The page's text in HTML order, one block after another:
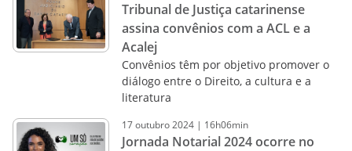
Tribunal de Justiça catarinense
assina convênios com a ACL e a
Acalej
Convênios têm por objetivo promover o
diálogo entre o Direito, a cultura e a
literatura
17outubro2024 | 16h06min
Jornada Notarial 2024 ocorre no